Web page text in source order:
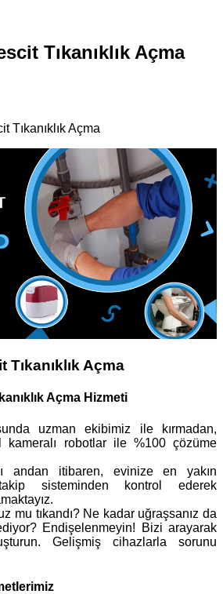
Tıkanıklık Açma
Tıkanıklık Açma
Tıkanıklık Açma
Açma Hizmeti
uzman ekibimiz ile kırmadan,
kameralı robotlar ile %100 çözüme
andan itibaren, evinize en yakın
sisteminden kontrol ederek
mu tıkandı? Ne kadar uğraşsanız da
Endişelenmeyin! Bizi arayarak
Gelişmiş cihazlarla sorunu